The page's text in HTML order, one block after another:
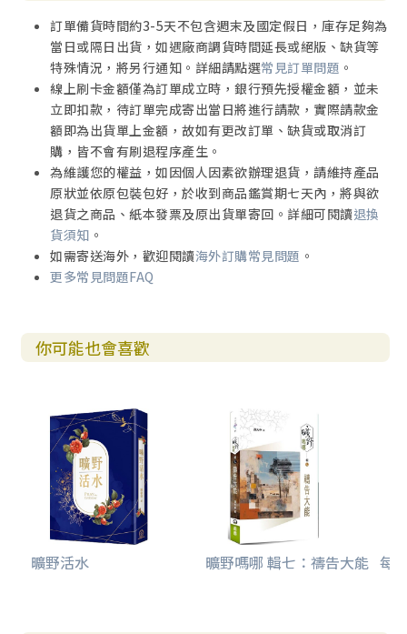
訂單備貨時間約3-5天不包含週末及國定假日，庫存足夠為
當日或隔日出貨，如遇廠商調貨時間延長或絕版、缺貨等
特殊情況，將另行通知。詳細請點選常見訂單問題 。
線上刷卡金額僅為訂單成立時，銀行預先授權金額，並未
立即扣款，待訂單完成寄出當日將進行請款，實際請款金
額即為出貨單上金額，故如有更改訂單、缺貨或取消訂
購，皆不會有刷退程序產生。
為維護您的權益，如因個人因素欲辦理退貨，請維持產品
原狀並依原包裝包好，於收到商品鑑賞期七天內，將與欲
退貨之商品、紙本發票及原出貨單寄回。詳細可閱讀退換
貨須知 。
如需寄送海外，歡迎閱讀海外訂購常見問題 。
更多常見問題FAQ
你可能也會喜歡
曠野活水 曠野嗎哪 輯七：禱告大能 每